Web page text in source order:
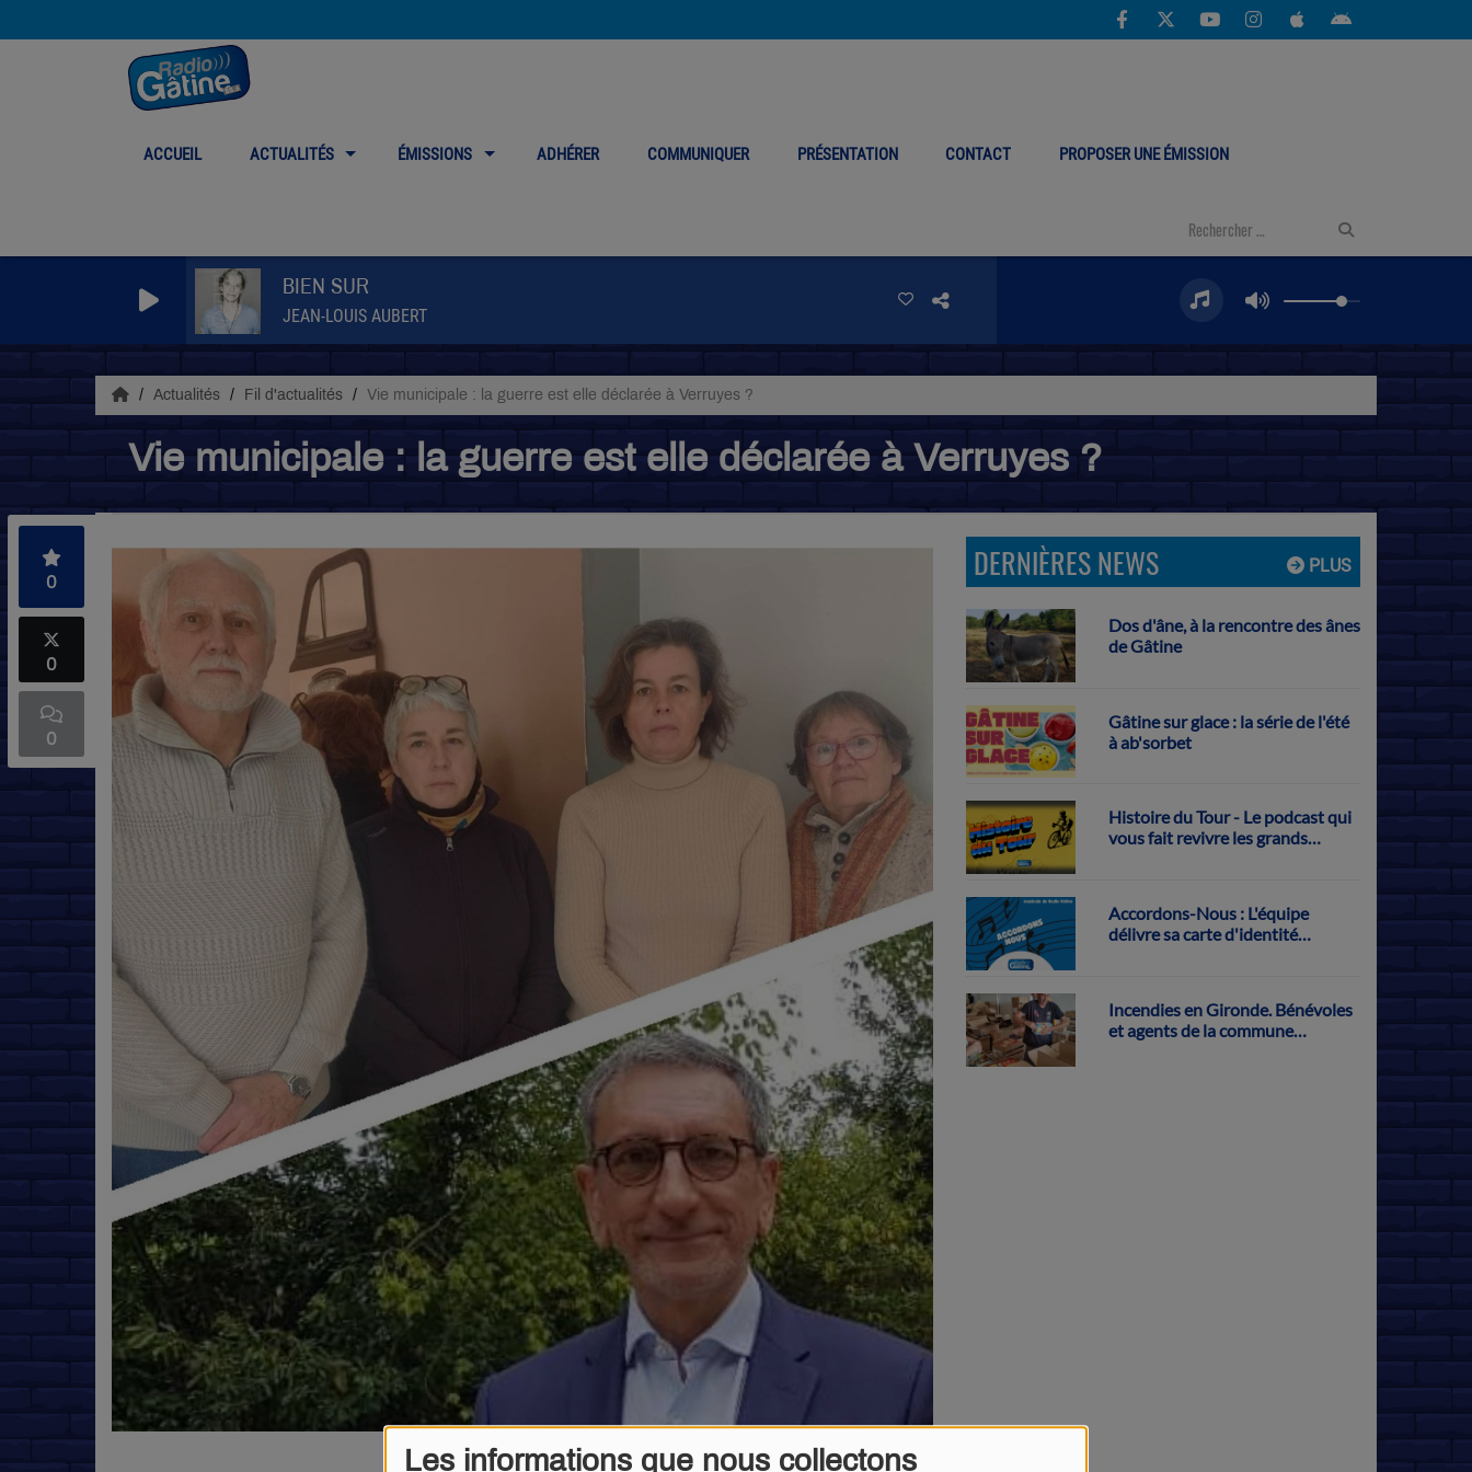
Les informations que nous collectons
ACCUEIL ACTUALITÉS ÉMISSIONS ADHÉRER COMMUNIQUER PRÉSENTATION CONTACT PROPOSER UNE ÉMISSION
BIEN SUR
JEAN-LOUIS AUBERT
Actualités Fil d'actualités Vie municipale : la guerre est elle déclarée à Verruyes ?
Vie municipale : la guerre est elle déclarée à Verruyes ?
0
0
0
PLUS
DERNIÈRES NEWS
Dos d'âne, à la rencontre des ânes
de Gâtine
Gâtine sur glace : la série de l'été
à ab'sorbet
Histoire du Tour - Le podcast qui
vous fait revivre les grands
Accordons-Nous : L'équipe
délivre sa carte d'identité
Incendies en Gironde. Bénévoles
et agents de la commune